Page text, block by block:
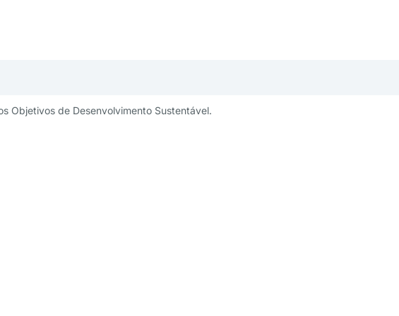
Objetivos de Desenvolvimento Sustentável.